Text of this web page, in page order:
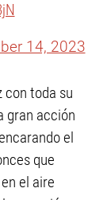
14, 2023
con toda su
gran acción
el
que
el aire